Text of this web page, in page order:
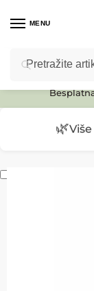
MENU
🌿